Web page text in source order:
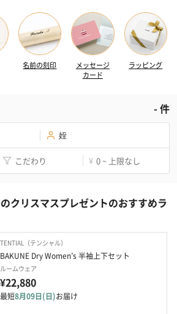
名前の刻印
メッセージ
カード
ラッピング
-件
姪
こだわり ¥ 0 ~ 上限なし
クリスマスプレゼントのおすすめラ
TENTIAL（テンシャル）
BAKUNE Dry Women’s 半袖上下セット
ルームウェア
¥22,880
最短8月09日(日)お届け